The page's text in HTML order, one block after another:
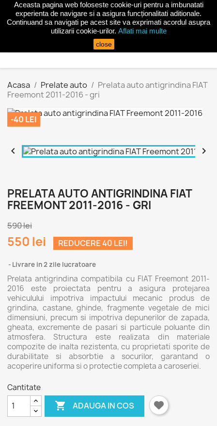
 shopping_cart

Acasa Prelate auto
Prelata auto antigrindina FIAT
Freemont 2011-2016 - gri
-40 LEI
 
PRELATA AUTO ANTIGRINDINA FIAT
FREEMONT 2011-2016 - GRI
590 lei
550 lei REDUCERE 40 LEI!
Livrare in 2 zile lucratoare
Prelata antigrindina compatibila cu FIAT Freemont 2011-
2016 este proiectata pentru a asigura protejarea
vehiculului impotriva impactului mecanic produs de
grindina, castane, ghinde, fragmente vegetale de mici
dimensiuni, precum si impotriva depunerilor de zapada,
gheata, excremente de pasari si particule poluante din
atmosfera. Structura este realizata din materiale
compozite de inalta rezistenta, cu proprietati sporite de
durabilitate si absorbtie a socurilor, garantand o
acoperire uniforma si o protectie completa a caroseriei.
Cantitate
 ADAUGA IN COS
Aceasta pagina web foloseste cookie-uri pentru a imbunatati
experienta de navigare si a asigura funcționalitati aditionale.
Continuand sa navigati pe acest site va exprimati acordul asupra
utilizarii cookie-urilor. Aflati mai multe
close